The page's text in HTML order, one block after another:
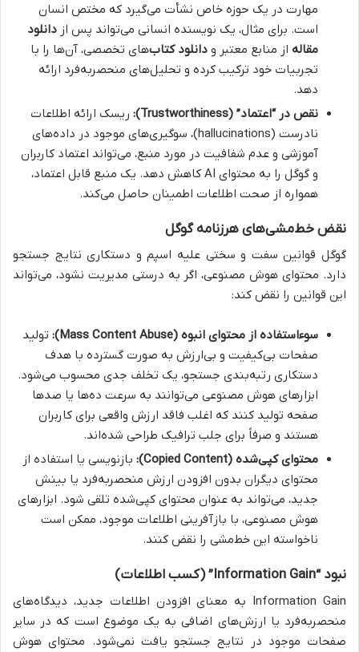
مهارت در یک حوزه خاص نشأت می‌گیرد که مختص انسان
است. برای مثال، یک نویسنده انسانی می‌تواند پس از دانلود
مقاله از منابع معتبر و دانلود کتاب‌های تخصصی، آن‌ها را با
تجربیات خود ترکیب کرده و تحلیل‌های منحصربه‌فرد ارائه
دهد.
نقص در “اعتماد” (Trustworthiness):
ریسک ارائه اطلاعات
نادرست (hallucinations)، سوگیری‌های موجود در داده‌های
آموزشی و عدم شفافیت در مورد منبع، می‌تواند اعتماد کاربران
و گوگل را به محتوای AI کاهش دهد. یک منبع قابل اعتماد،
همواره از صحت اطلاعات اطمینان حاصل می‌کند.
نقض خط‌مشی‌های هرزنامه گوگل
گوگل قوانین سفت و سختی علیه اسپم و دستکاری نتایج جستجو
دارد. محتوای هوش مصنوعی، اگر به درستی مدیریت نشود، می‌تواند
این قوانین را نقض کند:
سوءاستفاده از محتوای انبوه (Mass Content Abuse):
تولید
صفحات بی‌کیفیت و بی‌ارزش به صورت گسترده با هدف
دستکاری رتبه‌بندی جستجو، یک تخلف جدی محسوب می‌شود.
ابزارهای هوش مصنوعی می‌توانند به سرعت ده‌ها یا صدها
صفحه تولید کنند که اغلب فاقد ارزش واقعی برای کاربران
هستند و صرفاً برای جلب ترافیک طراحی شده‌اند.
محتوای کپی‌شده (Copied Content):
بازنویسی یا استفاده از
محتوای دیگران بدون افزودن ارزش منحصربه‌فرد یا بینش
جدید، می‌تواند به عنوان محتوای کپی‌شده تلقی شود. ابزارهای
هوش مصنوعی، با بازآفرینی اطلاعات موجود، ممکن است
ناخواسته این خط‌مشی را نقض کنند.
نبود “Information Gain” (کسب اطلاعات)
Information Gain به معنای افزودن اطلاعات جدید، دیدگاه‌های
منحصربه‌فرد یا ارزش‌های اضافی به یک موضوع است که در سایر
صفحات موجود در نتایج جستجو یافت نمی‌شود. محتوای هوش